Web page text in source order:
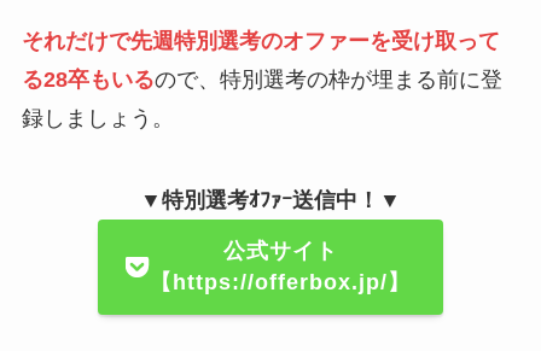
それだけで先週特別選考のオファーを受け取って
る28卒もいるので、特別選考の枠が埋まる前に登
録しましょう。
▼特別選考ｵﾌｧｰ送信中！▼
公式サイト
【https://offerbox.jp/】